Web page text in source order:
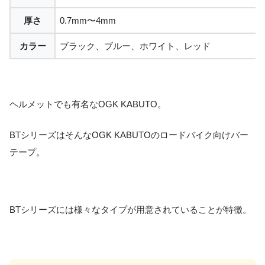
厚さ 0.7mm〜4mm
カラー ブラック、ブルー、ホワイト、レッド
ヘルメットでも有名なOGK KABUTO。
BTシリーズはそんなOGK KABUTOのロードバイク向けバー
テープ。
BTシリーズには様々なタイプが用意されていることが特徴。